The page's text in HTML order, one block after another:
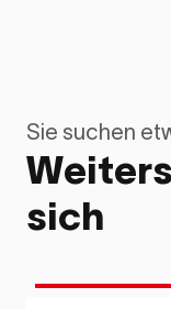
Sie suchen
sich